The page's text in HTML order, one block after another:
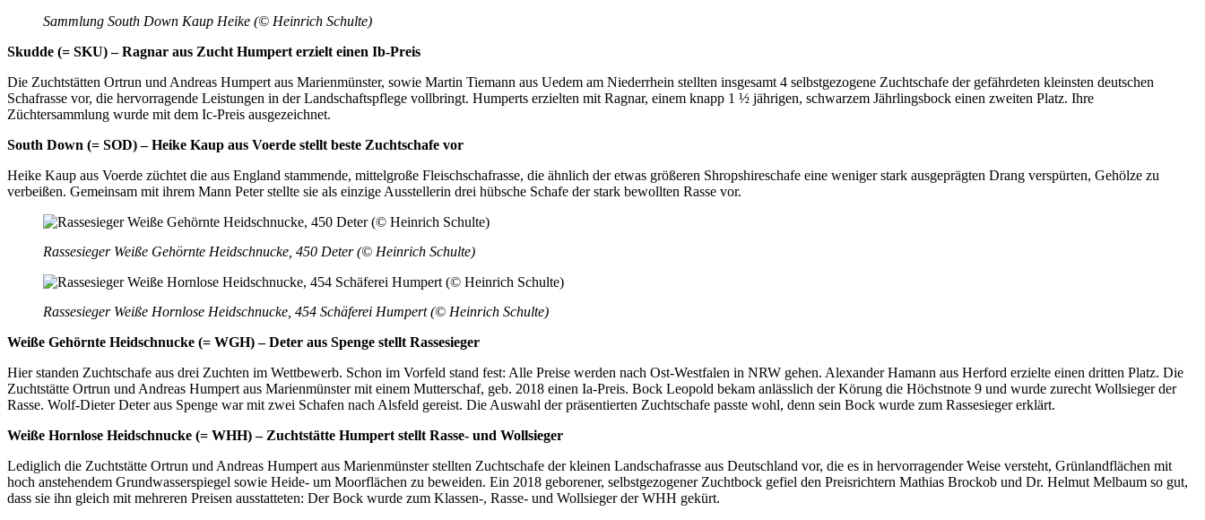
Sammlung South Down Kaup Heike (© Heinrich Schulte)
Skudde (= SKU) – Ragnar aus Zucht Humpert erzielt einen Ib-Preis
Die Zuchtstätten Ortrun und Andreas Humpert aus Marienmünster, sowie Martin Tiemann aus Uedem am Niederrhein stellten insgesamt 4 selbstgezogene Zuchtschafe der gefährdeten kleinsten deutschen
Schafrasse vor, die hervorragende Leistungen in der Landschaftspflege vollbringt. Humperts erzielten mit Ragnar, einem knapp 1 ½ jährigen, schwarzem Jährlingsbock einen zweiten Platz. Ihre
Züchtersammlung wurde mit dem Ic-Preis ausgezeichnet.
South Down (= SOD) – Heike Kaup aus Voerde stellt beste Zuchtschafe vor
Heike Kaup aus Voerde züchtet die aus England stammende, mittelgroße Fleischschafrasse, die ähnlich der etwas größeren Shropshireschafe eine weniger stark ausgeprägten Drang ver­spürten, Gehölze zu
verbeißen. Gemeinsam mit ihrem Mann Peter stellte sie als einzige Ausstellerin drei hübsche Schafe der stark bewollten Rasse vor.
Rassesieger Weiße Gehörnte Heidschnucke, 450 Deter (© Heinrich Schulte)
Rassesieger Weiße Hornlose Heidschnucke, 454 Schäferei Humpert (© Heinrich Schulte)
Weiße Gehörnte Heidschnucke (= WGH) – Deter aus Spenge stellt Rassesieger
Hier standen Zuchtschafe aus drei Zuchten im Wettbewerb. Schon im Vorfeld stand fest: Alle Preise werden nach Ost-Westfalen in NRW gehen. Alexander Hamann aus Herford erzielte einen dritten Platz. Die
Zuchtstätte Ortrun und Andreas Humpert aus Marienmünster mit einem Mutterschaf, geb. 2018 einen Ia-Preis. Bock Leopold bekam anlässlich der Körung die Höchstnote 9 und wurde zurecht Wollsieger der
Rasse. Wolf-Dieter Deter aus Spenge war mit zwei Schafen nach Alsfeld gereist. Die Auswahl der präsentierten Zuchtschafe passte wohl, denn sein Bock wurde zum Rassesieger erklärt.
Weiße Hornlose Heidschnucke (= WHH) – Zuchtstätte Humpert stellt Rasse- und Wollsieger
Lediglich die Zuchtstätte Ortrun und Andreas Humpert aus Marienmünster stellten Zuchtschafe der kleinen Landschafrasse aus Deutschland vor, die es in hervorragender Weise versteht, Grünlandflächen mit
hoch anstehendem Grundwasserspiegel sowie Heide- um Moorflächen zu beweiden. Ein 2018 geborener, selbstgezogener Zuchtbock gefiel den Preisrichtern Mathias Brockob und Dr. Helmut Melbaum so gut,
dass sie ihn gleich mit mehreren Preisen ausstat­teten: Der Bock wurde zum Klassen-, Rasse- und Wollsieger der WHH gekürt.